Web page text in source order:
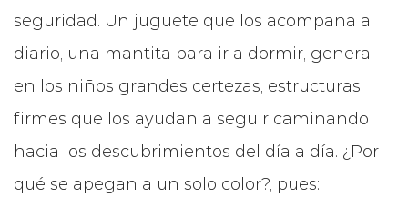
seguridad. Un juguete que los acompaña a
diario, una mantita para ir a dormir, genera
en los niños grandes certezas, estructuras
firmes que los ayudan a seguir caminando
hacia los descubrimientos del día a día. ¿Por
qué se apegan a un solo color?, pues: